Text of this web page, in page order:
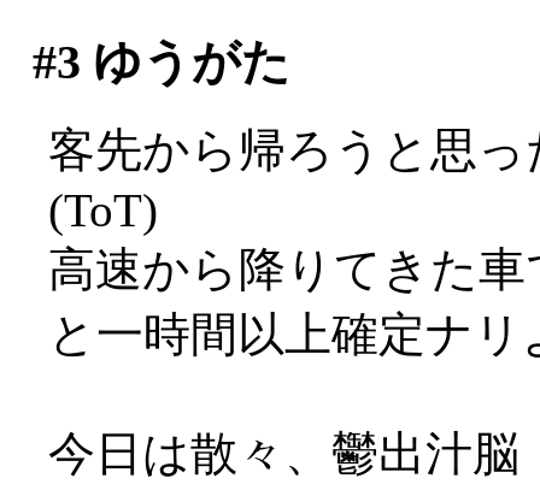
#3 ゆうがた
客先から帰ろうと思
(ToT)
高速から降りてきた
と一時間以上確定ナリ
今日は散々、鬱出汁脳